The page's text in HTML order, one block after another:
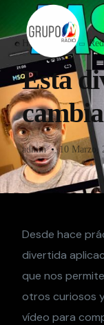
Home Blog
Esta
admin 10 Marzo,
Desde hace
divertida
que nos
otros curiosos
vídeo para